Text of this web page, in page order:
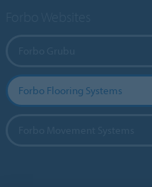
Forbo Flooring Systems